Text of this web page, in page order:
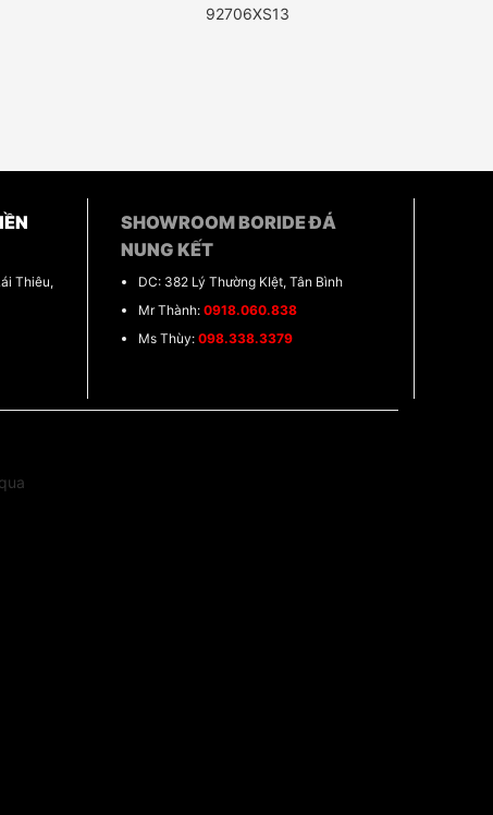
92706XS13
Thiêu,
SHOWROOM BORIDE ĐÁ
NUNG KẾT
DC: 382 Lý Thường KIệt, Tân Bình
Mr Thành: 0918.060.838
Ms Thùy: 098.338.3379